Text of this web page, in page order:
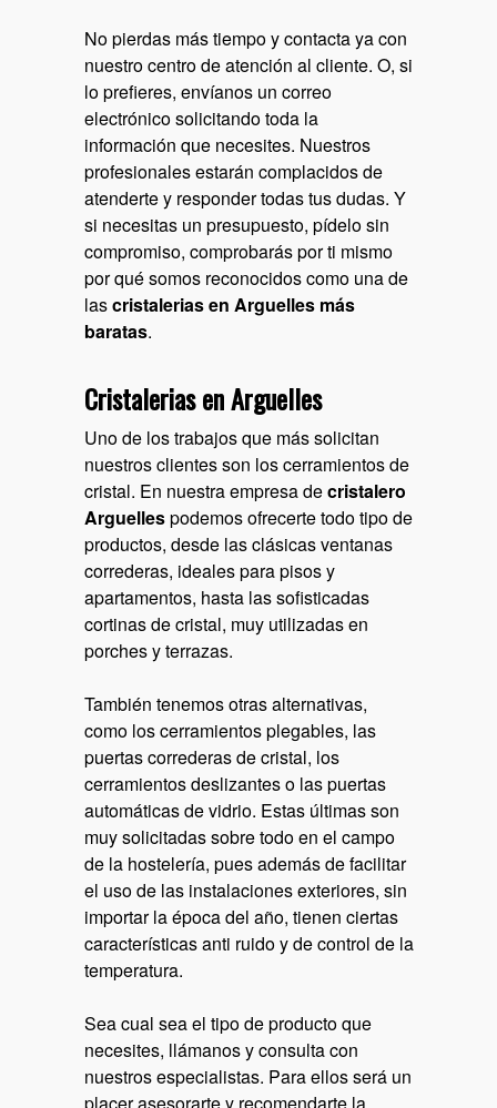
No pierdas más tiempo y contacta ya con
nuestro centro de atención al cliente. O, si
lo prefieres, envíanos un correo
electrónico solicitando toda la
información que necesites. Nuestros
profesionales estarán complacidos de
atenderte y responder todas tus dudas. Y
si necesitas un presupuesto, pídelo sin
compromiso, comprobarás por ti mismo
por qué somos reconocidos como una de
lascristalerias en Arguelles más
baratas.
Cristalerias en Arguelles
Uno de los trabajos que más solicitan
nuestros clientes son los cerramientos de
cristal. En nuestra empresa decristalero
Arguellespodemos ofrecerte todo tipo de
productos, desde las clásicas ventanas
correderas, ideales para pisos y
apartamentos, hasta las sofisticadas
cortinas de cristal, muy utilizadas en
porches y terrazas.
También tenemos otras alternativas,
como los cerramientos plegables, las
puertas correderas de cristal, los
cerramientos deslizantes o las puertas
automáticas de vidrio. Estas últimas son
muy solicitadas sobre todo en el campo
de la hostelería, pues además de facilitar
el uso de las instalaciones exteriores, sin
importar la época del año, tienen ciertas
características anti ruido y de control de la
temperatura.
Sea cual sea el tipo de producto que
necesites, llámanos y consulta con
nuestros especialistas. Para ellos será un